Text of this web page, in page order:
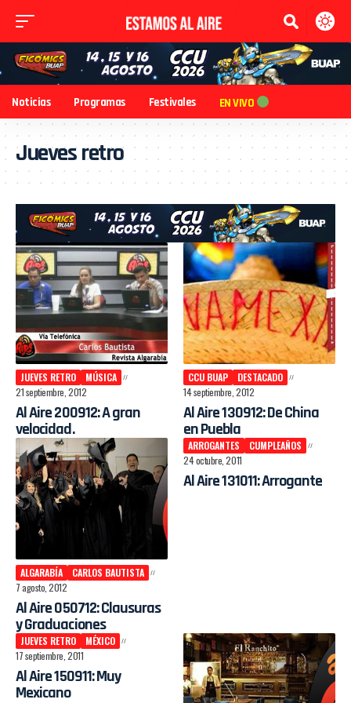
Noticias Programas Festivales EN VIVO
Jueves retro
JUEVES RETRO
MÚSICA
21 septiembre, 2012
Al Aire 200912: A gran
velocidad.
CCU BUAP
DESTACADO
14 septiembre, 2012
Al Aire 130912: De China
en Puebla
ALGARABÍA
CARLOS BAUTISTA
7 agosto, 2012
Al Aire 050712: Clausuras
y Graduaciones
ARROGANTES
CUMPLEAÑOS
24 octubre, 2011
Al Aire 131011: Arrogante
JUEVES RETRO
MÉXICO
17 septiembre, 2011
Al Aire 150911: Muy
Mexicano